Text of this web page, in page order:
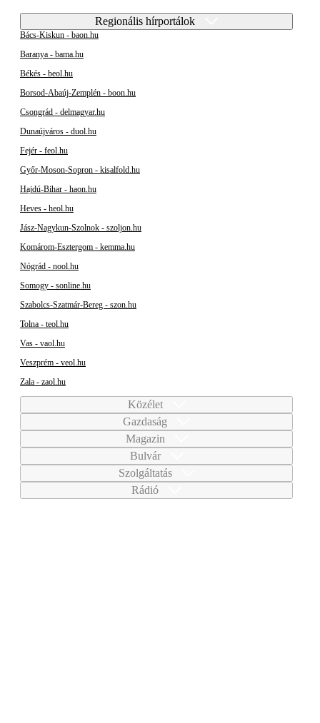
Regionális hírportálok
Bács-Kiskun - baon.hu
Baranya - bama.hu
Békés - beol.hu
Borsod-Abaúj-Zemplén - boon.hu
Csongrád - delmagyar.hu
Dunaújváros - duol.hu
Fejér - feol.hu
Győr-Moson-Sopron - kisalfold.hu
Hajdú-Bihar - haon.hu
Heves - heol.hu
Jász-Nagykun-Szolnok - szoljon.hu
Komárom-Esztergom - kemma.hu
Nógrád - nool.hu
Somogy - sonline.hu
Szabolcs-Szatmár-Bereg - szon.hu
Tolna - teol.hu
Vas - vaol.hu
Veszprém - veol.hu
Zala - zaol.hu
Közélet
Gazdaság
Magazin
Bulvár
Szolgáltatás
Rádió